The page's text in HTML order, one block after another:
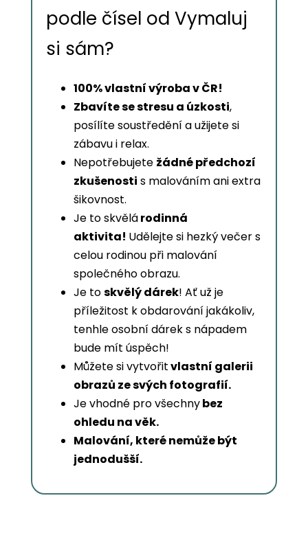
podle čísel od Vymaluj
si sám?
100% vlastní výroba v ČR!
Zbavíte se stresu a úzkosti,
posílíte soustředění a užijete si
zábavu i relax.
Nepotřebujete žádné předchozí
zkušenosti s malováním ani extra
šikovnost.
Je to skvělárodinná
aktivita! Udělejte si hezký večer s
celou rodinou při malování
společného obrazu.
Je toskvělý dárek! Ať už je
příležitost k obdarování jakákoliv,
tenhle osobní dárek s nápadem
bude mít úspěch!
Můžete si vytvořitvlastní galerii
obrazů ze svých fotografií.
Je vhodné pro všechnybez
ohledu na věk.
Malování, které nemůže být
jednodušší.